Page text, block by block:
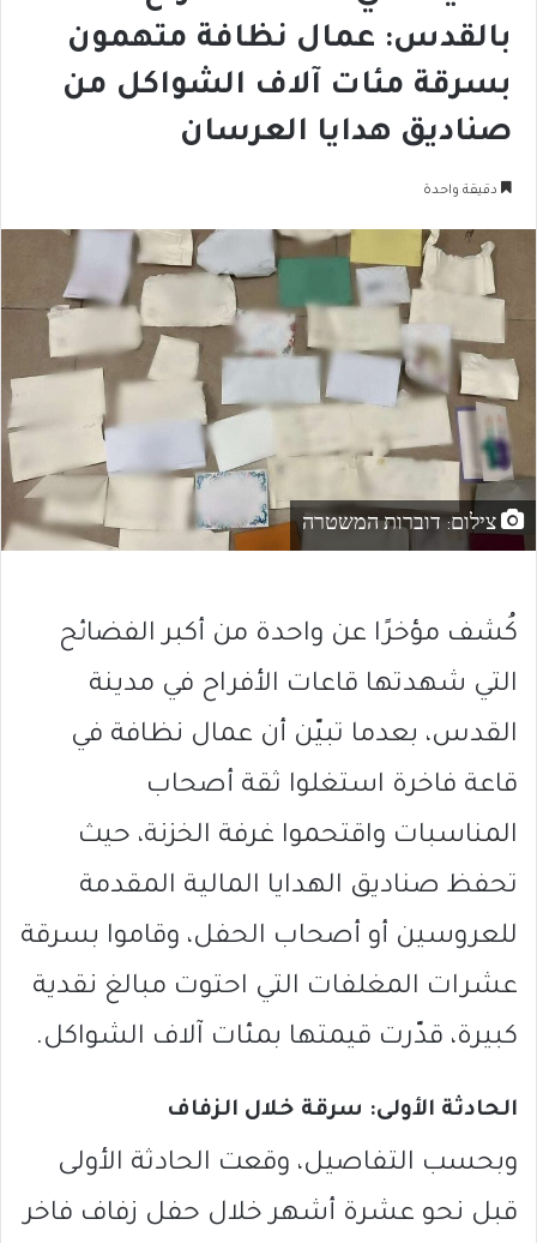
بالقدس: عمال نظافة متهمون
بسرقة مئات آلاف الشواكل من
صناديق هدايا العرسان
دقيقة واحدة
צילום: דוברות המשטרה
كُشف مؤخرًا عن واحدة من أكبر الفضائح
التي شهدتها قاعات الأفراح في مدينة
القدس، بعدما تبيّن أن عمال نظافة في
قاعة فاخرة استغلوا ثقة أصحاب
المناسبات واقتحموا غرفة الخزنة، حيث
تحفظ صناديق الهدايا المالية المقدمة
للعروسين أو أصحاب الحفل، وقاموا بسرقة
عشرات المغلفات التي احتوت مبالغ نقدية
كبيرة، قدّرت قيمتها بمئات آلاف الشواكل.
الحادثة الأولى: سرقة خلال الزفاف
وبحسب التفاصيل، وقعت الحادثة الأولى
قبل نحو عشرة أشهر خلال حفل زفاف فاخر